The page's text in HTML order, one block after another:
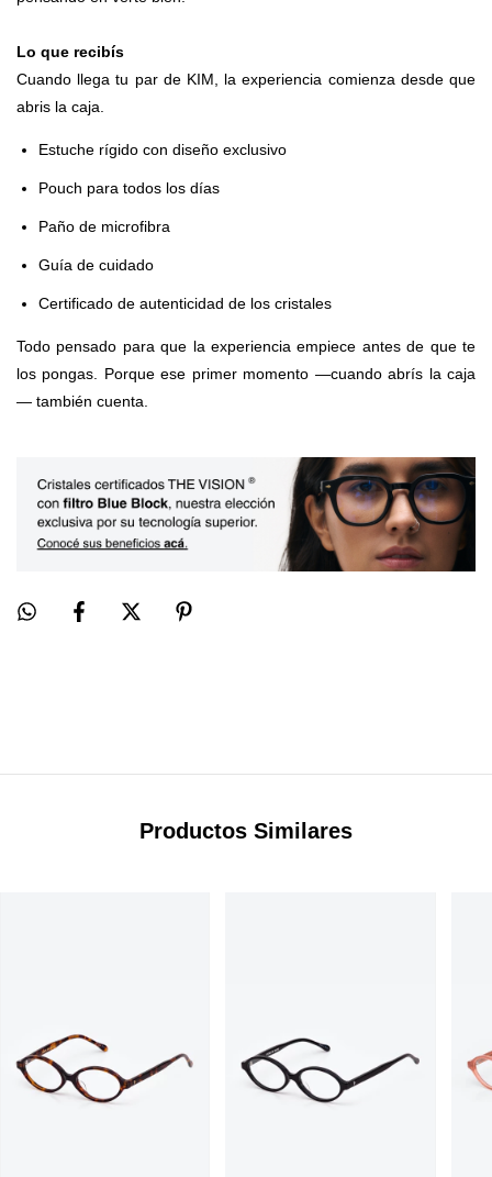
Lo que recibís
Cuando llega tu par de KIM, la experiencia comienza desde que
abris la caja.
Estuche rígido con diseño exclusivo
Pouch para todos los días
Paño de microfibra
Guía de cuidado
Certificado de autenticidad de los cristales
Todo pensado para que la experiencia empiece antes de que te
los pongas. Porque ese primer momento —cuando abrís la caja
— también cuenta.
Productos Similares